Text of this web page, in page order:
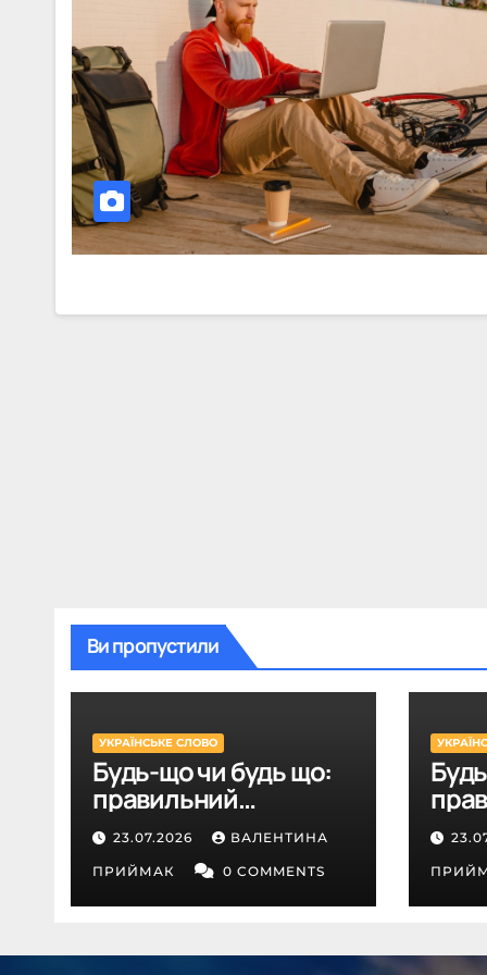
Ви пропустили
УКРАЇНСЬКЕ СЛОВО
Будь-що чи будь що:
правильний
правопис
23.07.2026 ВАЛЕНТИНА
ПРИЙМАК 0 COMMENTS